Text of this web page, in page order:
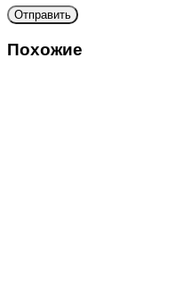
Похожие